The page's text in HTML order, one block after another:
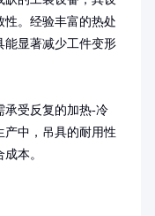
性。经验丰富的热处
能显著减少工件变形
承受反复的加热-冷
产中，吊具的耐用性
本。